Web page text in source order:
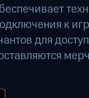
к
для